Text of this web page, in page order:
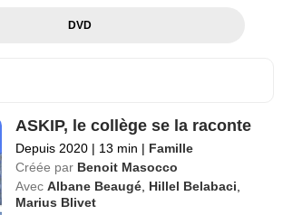
DVD
ASKIP, le collège se la raconte
Depuis 2020 | 13 min | Famille
Créée par Benoit Masocco
Avec Albane Beaugé, Hillel Belabaci,
Marius Blivet